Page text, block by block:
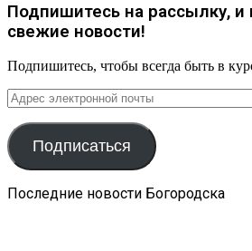
Подпишитесь на рассылку, и
свежие новости!
Подпишитесь, чтобы всегда быть в
Адрес
электронной
почты
Подписаться
Последние новости Богородска